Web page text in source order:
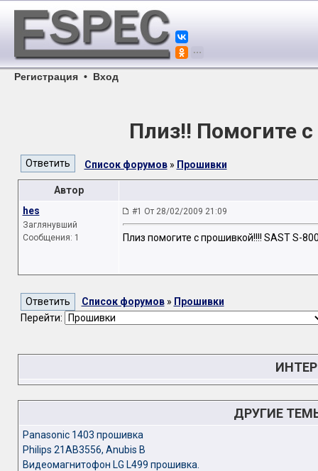
Регистрация • Вход
Плиз!! Помогите
Список форумов» Прошивки
Автор
hes
Заглянувший
Сообщения: 1
#1 От 28/02/2009 21:09
Плиз помогите с прошивкой!!!! SAST S-
Список форумов» Прошивки
Перейти:
ДРУГИЕ
Panasonic 1403 прошивка
Philips 21AB3556, Anubis B
Видеомагнитофон LG L499 прошивка.